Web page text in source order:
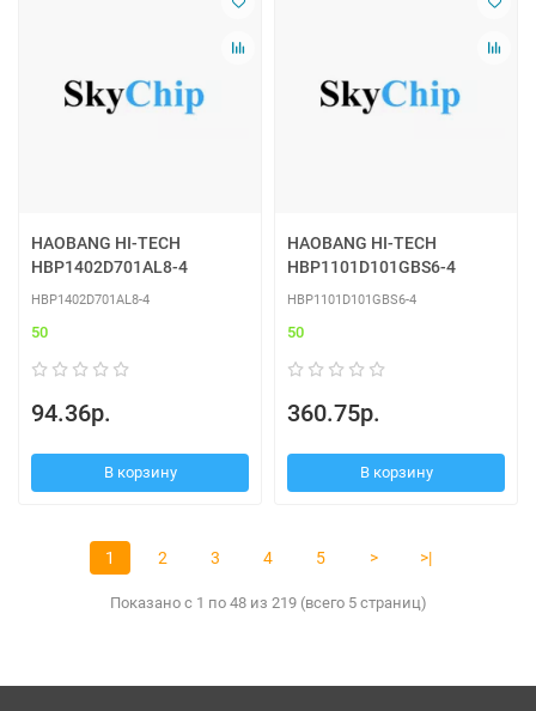
HAOBANG HI-TECH
HBP1402D701AL8-4
HBP1402D701AL8-4
50
94.36р.
В корзину
HAOBANG HI-TECH
HBP1101D101GBS6-4
HBP1101D101GBS6-4
50
360.75р.
В корзину
1 2 3 4 5 > >|
Показано с 1 по 48 из 219 (всего 5 страниц)